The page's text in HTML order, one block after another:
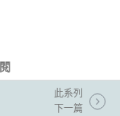
此系列
下一篇